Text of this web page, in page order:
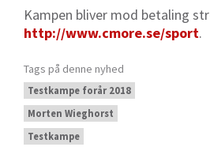
Kampen bliver mod betaling
http://www.cmore.se/sport.
Tags på denne nyhed
Testkampe forår 2018
Morten Wieghorst
Testkampe